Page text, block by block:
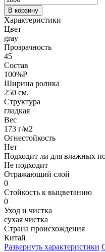
В корзину
Характеристики
Цвет
gray
Прозрачность
45
Состав
100%P
Ширина ролика
250 см.
Структура
гладкая
Вес
173 г/м2
Огнестойкость
Нет
Подходит ли для влажных
Не подходит
Отражающий слой
0
Стойкость к выцветанию
0
Уход и чистка
сухая чистка
Страна происхождения
Китай
Развернуть характеристики